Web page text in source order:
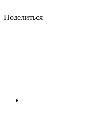
Поделиться